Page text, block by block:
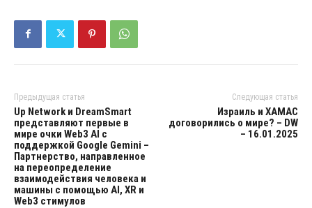
Предыдущая статья
Up Network и DreamSmart
представляют первые в
мире очки Web3 AI с
поддержкой Google Gemini –
Партнерство, направленное
на переопределение
взаимодействия человека и
машины с помощью AI, XR и
Web3 стимулов
Следующая статья
Израиль и ХАМАС
договорились о мире? – DW
– 16.01.2025